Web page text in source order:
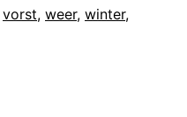
vorst, weer, winter,